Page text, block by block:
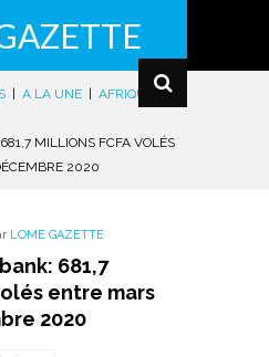
A LA UNE AFRIQUE
|
MILLIONS FCFA VOLÉS
2020
LOME GAZETTE
681,7
entre mars
2020